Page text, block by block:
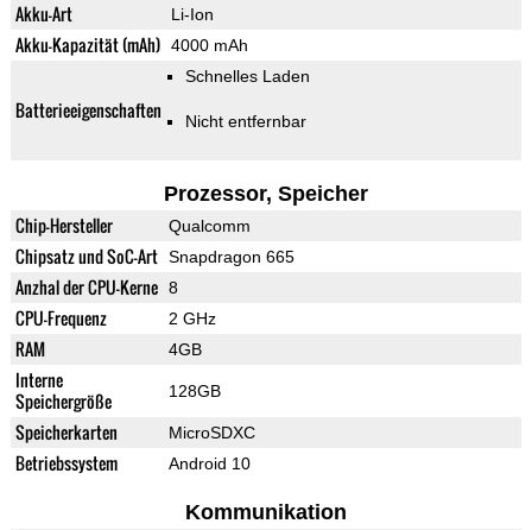
Akku-Art Li-Ion
Akku-Kapazität (mAh) 4000 mAh
Batterieeigenschaften
Schnelles Laden
Nicht entfernbar
Prozessor, Speicher
Chip-Hersteller Qualcomm
Chipsatz und SoC-Art Snapdragon 665
Anzhal der CPU-Kerne 8
CPU-Frequenz 2 GHz
RAM 4GB
Interne
Speichergröße
128GB
Speicherkarten MicroSDXC
Betriebssystem Android 10
Kommunikation